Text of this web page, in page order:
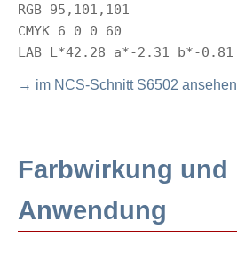
RGB 95,101,101
CMYK 6 0 0 60
LAB L*42.28 a*-2.31 b*-0.81
→ im NCS-Schnitt S6502 ansehen
Farbwirkung und
Anwendung